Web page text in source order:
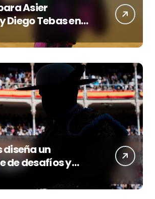
Asier
Diego Tebas en
de la Albahaca
el buen juego
diseña un
de desafíos y